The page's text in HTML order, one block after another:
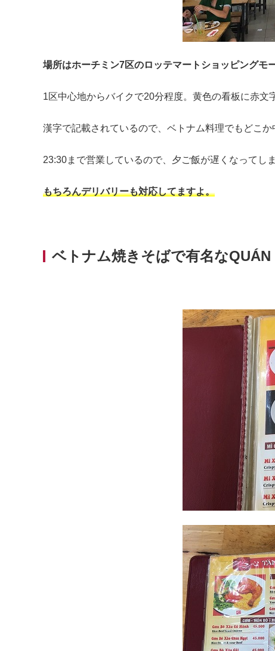
場所はホーチミン7区のロッテマートショッピングモ
1区中心地からバイクで20分程度。黄色の看板に赤文
漢字で記載されているので、ベトナム料理でもどこか
23:30まで営業しているので、夕ご飯が遅くなってし
もちろんデリバリーも対応してますよ。
ベトナム焼きそばで有名な